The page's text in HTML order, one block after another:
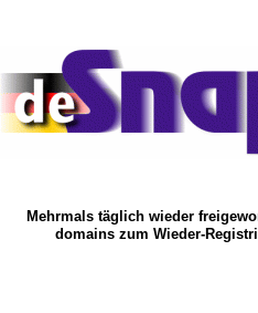
Mehrmals täglich wieder
domains zum Wieder-